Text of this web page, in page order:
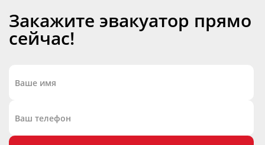
Закажите эвакуатор прямо
сейчас!